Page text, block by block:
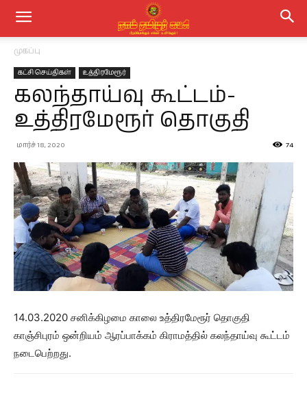
முகப்பு
கட்சி செய்திகள் உத்திரமேரூர்
கலந்தாய்வு கூட்டம்-
உத்திரமேரூர் தொகுதி
மார்ச் 18, 2020 74
14.03.2020 சனிக்கிழமை காலை உத்திரமேரூர் தொகுதி
காஞ்சிபுரம் ஒன்றியம் ஆரப்பாக்கம் கிராமத்தில் கலந்தாய்வு கூட்டம்
நடைபெற்றது.